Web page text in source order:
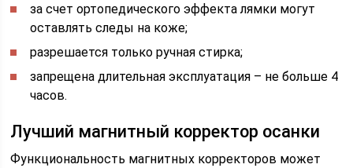
за счет ортопедического эффекта лямки могут
оставлять следы на коже;
разрешается только ручная стирка;
запрещена длительная эксплуатация – не больше 4
часов.
Лучший магнитный корректор осанки
Функциональность магнитных корректоров может